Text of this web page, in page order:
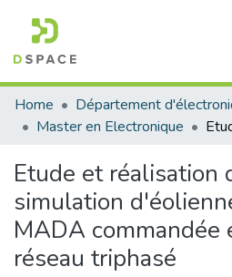
Communities & Collections
All of DSpace
Home
Département
Master en Electronique
Etude et réalisation
simulation
MADA commandée
réseau triphasé